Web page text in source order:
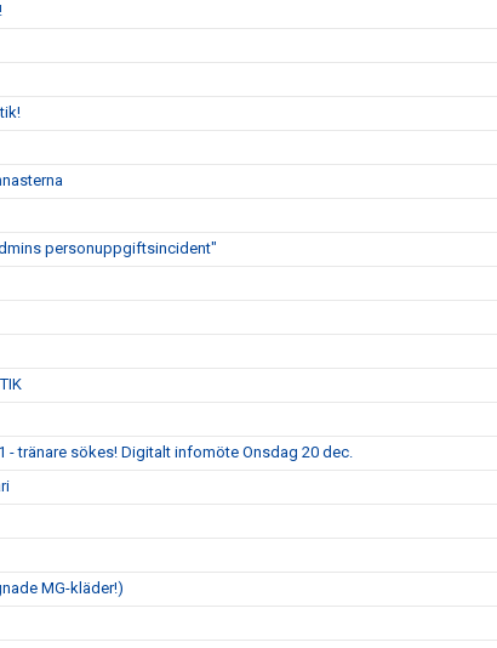
personuppgiftsincident"
- tränare sökes! Digitalt infomöte Onsdag 20 dec.
MG-kläder!)